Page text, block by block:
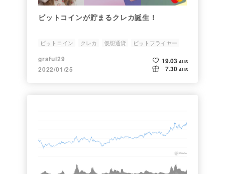
ビットコインが貯まるクレカ誕生！
ビットコイン クレカ 仮想通貨
ビットフライヤー
稼ぐ
graful29
2022/01/25
19.03 ALIS
7.30 ALIS